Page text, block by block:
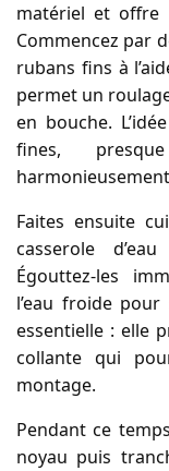
matériel et offre
Commencez par
rubans fins à
permet un
en bouche.
fines,
Faites ensuite
casserole
Égouttez-les
l’eau froide
essentielle : elle
collante qui
montage.
Pendant ce
noyau puis